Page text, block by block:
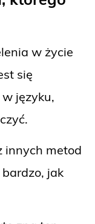
w życie
się
języku,
innych metod
jak